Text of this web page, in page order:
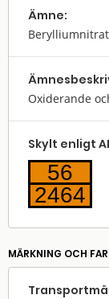
Ämne:
Berylliumnitrat
Oxiderande
Skylt enligt
56
2464
MÄRKNING OCH